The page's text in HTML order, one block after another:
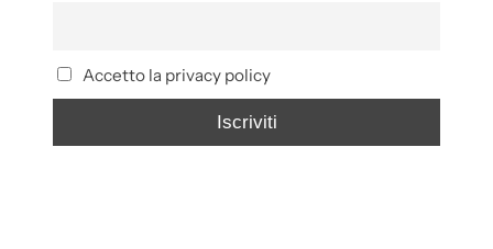
Accetto la privacy policy